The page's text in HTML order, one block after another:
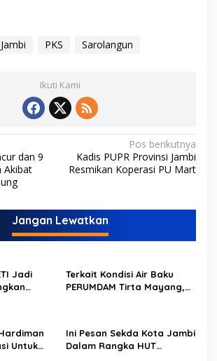
PKS Sarolangun
Ikuti Kami
dan 9
Akibat
Pos berikutnya
Kadis PUPR Provinsi Jambi
Resmikan Koperasi PU Mart
Jangan Lewatkan
Jadi
Terkait Kondisi Air Baku
PERUMDAM Tirta Mayang,
Untuk
Ini Pesan Sekda Kota Jambi
Dalam Rangka HUT